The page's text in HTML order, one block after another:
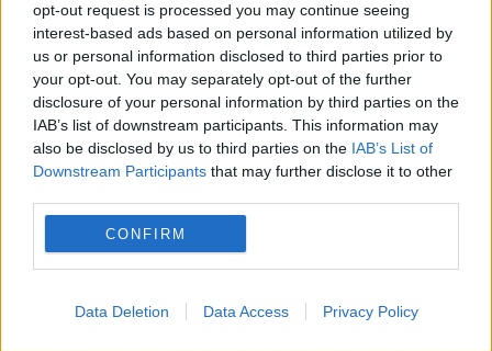
opt-out request is processed you may continue seeing
interest-based ads based on personal information utilized by
us or personal information disclosed to third parties prior to
your opt-out. You may separately opt-out of the further
disclosure of your personal information by third parties on the
IAB’s list of downstream participants. This information may
also be disclosed by us to third parties on the IAB’s List of
Downstream Participants that may further disclose it to other
CONFIRM
Data Deletion Data Access Privacy Policy
vârstă
11 IUNIE 2014
Orice român, indiferent de vârstă, care nu a
mai avut o afacere şi doreste să îşi
deschidă propria microîntreprindere o
poate face în mod gratuit, în baza legii
pentru stimularea...